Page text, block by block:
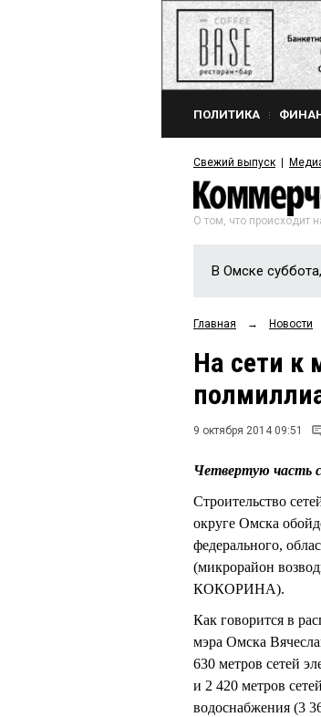
ПОЛИТИКА
Свежий выпуск
О том, что происходит
В Омске
Главная → Новости
На сети к
9 октября 2014 09:51
Четвертую часть
Строительство
округе Омска
федерального,
(микрорайон
КОКОРИНА).
Как говорится в
мэра Омска
630 метров сетей
и 2 420 метров
водоснабжения (3